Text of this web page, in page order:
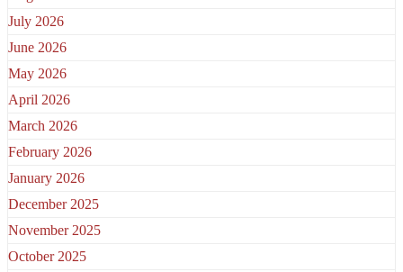
July 2026
June 2026
May 2026
April 2026
March 2026
February 2026
January 2026
December 2025
November 2025
October 2025